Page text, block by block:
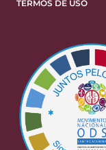
TERMOS DE USO